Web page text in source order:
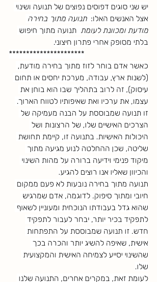
יש שני סוגים דפוסים נפוצים של תנועה ושינוי
אצל האנשים האלו: תנועה מתוך בחירה
מודעת ומכוונת לעומת תנועה מתוך חיפוש
בלתי מסופק אחרי פתרון חיצוני.
**********************
כאשר אדם בוחר לזוז מתוך בחירה מודעת,
(לשנות ארץ, עבודה, מערכת יחסים או תחום
עיסוק), זה לרוב בתהליך שבו הוא בוחן את
עצמו, את ערכיו ואת שאיפותיו לטווח הארוך.
זו תנועה שמבוססת על הבנה מעמיקה של
הצרכים האישיים שלו, של הרצונות ושל
היכולות האישיות. בתנועה זו, קיימת תחושת
שליטה, שכן ההחלטה לנוע מגיעה מתוך
מיקוד פנימי וידיעה ברורה על מהות השינוי
והכיוון שאליו אנו רוצים להגיע.
תנועה מתוך בחירה נובעות לא פעם ממקום
חיובי ומתוך סיפוק. לדוגמה, אדם שמרגיש
שהוא גדל בעבודתו הנוכחית ומעוניין לשאוף
לתפקיד בכיר יותר, יבחר לעבור לתפקיד
חדש. זו תנועה שמבוססת על התפתחות
אישית, שאיפה להשיג יותר והכרה בכך
שהשינוי יסייע לצמיחה האישית והמקצועית
שלו.
לעומת זאת, במקרים אחרים, התנועה שלנו